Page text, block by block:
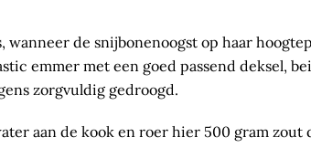
wanneer de snijbonenoogst op haar
emmer met een goed passend deksel,
zorgvuldig gedroogd.
aan de kook en roer hier 500 gram zout